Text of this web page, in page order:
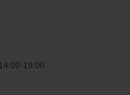
19:00